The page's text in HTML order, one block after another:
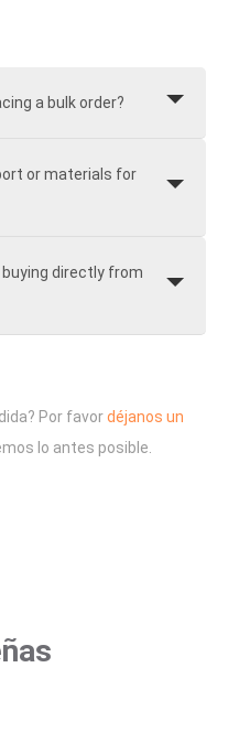
a bulk order?
or materials for
directly from
Por favordéjanos un
lo antes posible.